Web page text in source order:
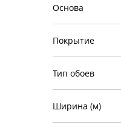
Основа
Покрытие
Тип обоев
Ширина (м)